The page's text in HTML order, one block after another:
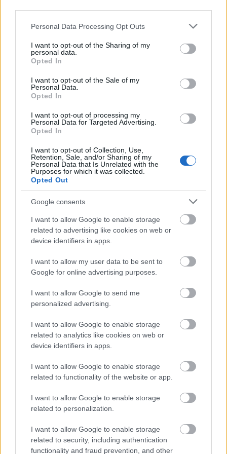
Please note that this website/app uses one or more Google
not limited to your visit or usage behaviour. You may click to
grant or deny consent to Google and its third-party tags to
use your data for below specified purposes in below Google
consent section.
Personal Data Processing Opt Outs
I want to opt-out of the Sharing of my
personal data.
Opted In
I want to opt-out of the Sale of my
Personal Data.
Opted In
I want to opt-out of processing my
Personal Data for Targeted Advertising.
Opted In
I want to opt-out of Collection, Use,
Retention, Sale, and/or Sharing of my
Personal Data that Is Unrelated with the
Purposes for which it was collected.
Opted Out
Google consents
I want to allow Google to enable storage
related to advertising like cookies on web or
device identifiers in apps.
I want to allow my user data to be sent to
Google for online advertising purposes.
I want to allow Google to send me
personalized advertising.
I want to allow Google to enable storage
related to analytics like cookies on web or
device identifiers in apps.
I want to allow Google to enable storage
related to functionality of the website or app.
I want to allow Google to enable storage
related to personalization.
I want to allow Google to enable storage
related to security, including authentication
functionality and fraud prevention, and other
figyelni a jeleket, hogy működnek-e az
megkérdőjelezi a Rambert Dance Company
képviselte értékeket, a nyugat-európai táncvilág
és mindezt művészkedésnek bélyegzi, akkor nehéz
érveket találnom.
Tulajdonképp Eck Imre is igen hasonló elvek szerint
kezdte el pécsi működését negyvenöt éve, egy akkor még
nagyon zárt művészi széférában.
Azt, hogy egy hónap alatt sikerült egy komplett
rendszert kitalálnunk és a realitásokat figyelembe
véve megszerkesztenünk, pont napjaink teljes
nyitottsága tette lehetővé: az, hogy nemzetközi
kapcsolatrendszert használhattunk, bevonva a
minőséghordozóit. És erre a saját, személyes
kontaktusaim kínáltak lehetőséget. Én a Pécsi
Balettre nem műhelyként tekintettem, így az ott folyó
munkát sem ennek szellemében gondoltam el. A
Pécsi Balett a maga negyvenöt éves múltjával egy
szűkebb és tágabb környezetünknek ismernie kell.
Hogy elismerjék, ahhoz pedig innovációra van
A Pécsi Balettet igazgatni bizonyos szempontból
"zöldmezős beruházás", hiszen ott a múlt, a
folytonosságnak híján - kihívásként, viszonyítási
pontként létezik. Az egykori nagylét idejéből már alig
van jelen művész. A patinás név van, a városi közönség
szeretete...
meglepett, aztán meg is ijedtem. Aztán - annak
tudatában, hogy a közönséggel való kommunikáció